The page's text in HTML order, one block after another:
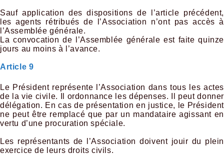
Sauf application des dispositions de l’article précédent,
les agents rétribués de l’Association n’ont pas accès à
l’Assemblée générale.
La convocation de l’Assemblée générale est faite quinze
jours au moins à l’avance.
Article 9
Le Président représente l’Association dans tous les actes
de la vie civile. Il ordonnance les dépenses. Il peut donner
délégation. En cas de présentation en justice, le Président
ne peut être remplacé que par un mandataire agissant en
vertu d’une procuration spéciale.
Les représentants de l’Association doivent jouir du plein
exercice de leurs droits civils.